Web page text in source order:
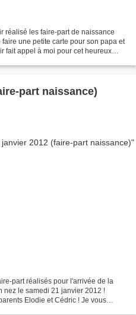
réalisé les faire-part de naissance
une petite carte pour son papa et
fait appel à moi pour cet heureux
part naissance)
part réalisés pour l'arrivée de la
nez le samedi 21 janvier 2012 !
Elodie et Cédric ! Je vous